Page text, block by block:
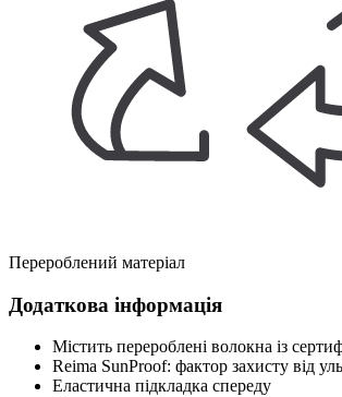
Перероблений матеріал
Додаткова інформація
Містить перероблені волокна із
Reima SunProof: фактор захисту від
Еластична підкладка спереду